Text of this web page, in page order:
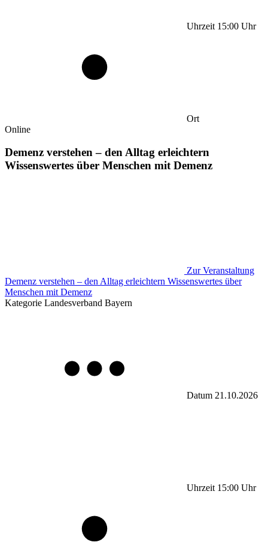
Uhrzeit 15:00 Uhr
Ort
Online
Demenz verstehen – den Alltag erleichtern
Wissenswertes über Menschen mit Demenz
Zur Veranstaltung
Demenz verstehen – den Alltag erleichtern Wissenswertes über
Menschen mit Demenz
Kategorie Landesverband Bayern
Datum 21.10.2026
Uhrzeit 15:00 Uhr